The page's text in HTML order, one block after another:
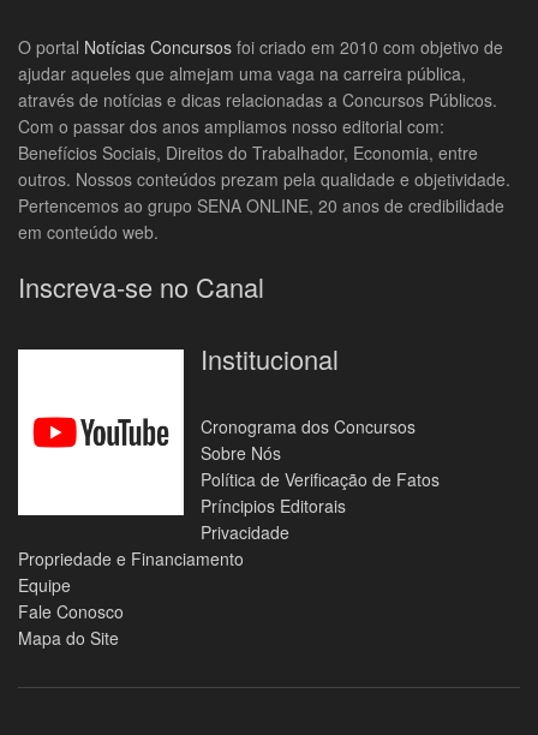
O portal Notícias Concursos foi criado em 2010 com objetivo de
ajudar aqueles que almejam uma vaga na carreira pública,
através de notícias e dicas relacionadas a Concursos Públicos.
Com o passar dos anos ampliamos nosso editorial com:
Benefícios Sociais, Direitos do Trabalhador, Economia, entre
outros. Nossos conteúdos prezam pela qualidade e objetividade.
Pertencemos ao grupo SENA ONLINE, 20 anos de credibilidade
em conteúdo web.
Inscreva-se no Canal
Institucional
Cronograma dos Concursos
Sobre Nós
Política de Verificação de Fatos
Príncipios Editorais
Privacidade
Propriedade e Financiamento
Equipe
Fale Conosco
Mapa do Site